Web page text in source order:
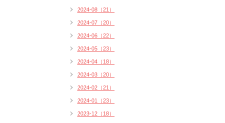
2024-08（21）
2024-07（20）
2024-06（22）
2024-05（23）
2024-04（18）
2024-03（20）
2024-02（21）
2024-01（23）
2023-12（18）